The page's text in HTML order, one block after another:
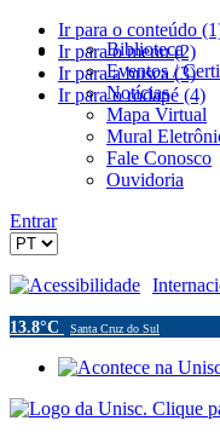
Ir para o conteúdo
Ir para o menu (2)
Ir para a busca (3)
Ir para o rodapé (4)
Biblioteca
Eventos /
Notícias
Mapa Virtual
Mural
Fale Conosco
Ouvidoria
Entrar
Acessibilidade
13.8°C Santa Cruz do Sul